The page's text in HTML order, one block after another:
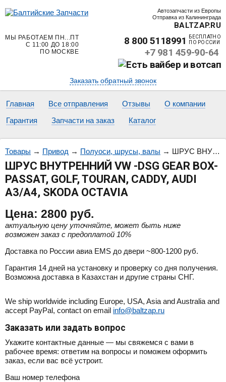
Автозапчасти из Европы
Отправка из Калининграда
BALTZAP.RU
МЫ РАБОТАЕМ ПН...ПТ
С 11:00 ДО 18:00
ПО МОСКВЕ
8 800 5118991
БЕСПЛАТНО
ПО РОССИИ
+7 981 459-90-64
Заказать обратный звонок
Главная Все отправления Отзывы
О компании
Гарантия
Запчасти на заказ Каталог
Товары → Привод → Полуоси, шрусы, валы → ШРУС ВНУТРЕННИЙ VW -DSG GEAR BOX- PASSAT, GOLF, TOURAN, CADDY, AUDI A3/A4, SKODA OCTAVIA
ШРУС ВНУТРЕННИЙ VW -DSG GEAR BOX-
PASSAT, GOLF, TOURAN, CADDY, AUDI
A3/A4, SKODA OCTAVIA
Цена: 2800 руб.
актуальную цену уточняйте, может быть ниже
возможен заказ с предоплатой 10%
Доставка по России авиа EMS до двери ~800-1200 руб.
Гарантия 14 дней на установку и проверку со дня получения.
Возможна доставка в Казахстан и другие страны СНГ.
We ship worldwide including Europe, USA, Asia and Australia and
accept PayPal, contact on email info@baltzap.ru
Заказать или задать вопрос
Укажите контактные данные — мы свяжемся с вами в
рабочее время: ответим на вопросы и поможем оформить
заказ, если вас всё устроит.
Ваш номер телефона